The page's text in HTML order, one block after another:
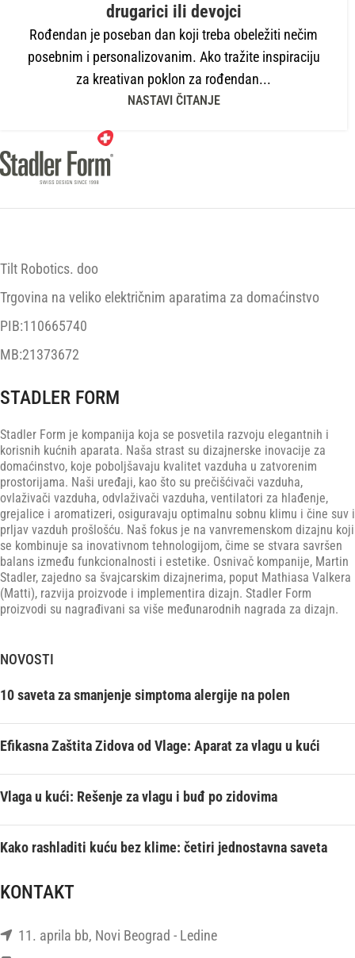
drugarici ili devojci
Rođendan je poseban dan koji treba obeležiti nečim
posebnim i personalizovanim. Ako tražite inspiraciju
za kreativan poklon za rođendan...
NASTAVI ČITANJE
Tilt Robotics. doo
Trgovina na veliko električnim aparatima za domaćinstvo
PIB:110665740
MB:21373672
STADLER FORM
Stadler Form je kompanija koja se posvetila razvoju elegantnih i
korisnih kućnih aparata. Naša strast su dizajnerske inovacije za
domaćinstvo, koje poboljšavaju kvalitet vazduha u zatvorenim
prostorijama. Naši uređaji, kao što su prečišćivači vazduha,
ovlaživači vazduha, odvlaživači vazduha, ventilatori za hlađenje,
grejalice i aromatizeri, osiguravaju optimalnu sobnu klimu i čine suv i
prljav vazduh prošlošću. Naš fokus je na vanvremenskom dizajnu koji
se kombinuje sa inovativnom tehnologijom, čime se stvara savršen
balans između funkcionalnosti i estetike. Osnivač kompanije, Martin
Stadler, zajedno sa švajcarskim dizajnerima, poput Mathiasa Valkera
(Matti), razvija proizvode i implementira dizajn. Stadler Form
proizvodi su nagrađivani sa više međunarodnih nagrada za dizajn.
NOVOSTI
10 saveta za smanjenje simptoma alergije na polen
Efikasna Zaštita Zidova od Vlage: Aparat za vlagu u kući
Vlaga u kući: Rešenje za vlagu i buđ po zidovima
Kako rashladiti kuću bez klime: četiri jednostavna saveta
KONTAKT
11. aprila bb, Novi Beograd - Ledine